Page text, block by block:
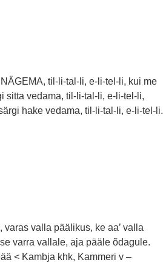
til-li-tal-li, e-li-tel-li, kui me
sitta vedama, til-li-tal-li, e-li-tel-li,
hake vedama, til-li-tal-li, e-li-tel-li.
valla päälikus, ke aa’ valla
varra vallale, aja pääle õdagule.
< Kambja khk, Kammeri v –